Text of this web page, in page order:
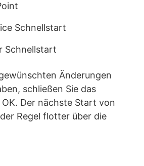
Schnellstart
Schnellstart
Änderungen
schließen Sie das
Der nächste Start von
Regel flotter über die